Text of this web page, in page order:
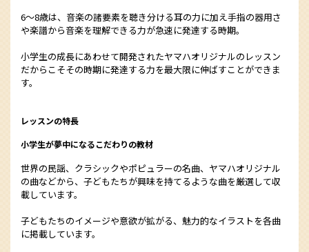
6～8歳は、音楽の諸要素を聴き分ける耳の力に加え手指の器用さ
や楽譜から音楽を理解できる力が急速に発達する時期。
小学生の成長にあわせて開発されたヤマハオリジナルのレッスン
だからこそその時期に発達する力を最大限に伸ばすことができま
す。
レッスンの特長
小学生が夢中になるこだわりの教材
世界の民謡、クラシックやポピュラーの名曲、ヤマハオリジナル
の曲などから、子どもたちが興味を持てるような曲を厳選して収
載しています。
子どもたちのイメージや意欲が拡がる、魅力的なイラストを各曲
に掲載しています。